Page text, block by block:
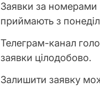
Заявки за
приймають з
Телеграм-канал
заявки цілодобово.
Залишити заявку